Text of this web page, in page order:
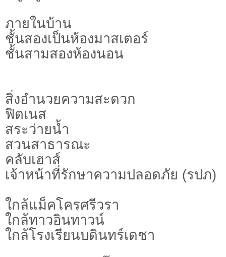
ภายในบ้าน
ชั้นสองเป็นห้องมาสเตอร์
ชั้นสามสองห้องนอน
สิ่งอำนวยความสะดวก
ฟิตเนส
สระว่ายน้ำ
สวนสาธารณะ
คลับเฮาส์
เจ้าหน้าที่รักษาความปลอดภัย (รปภ)
ใกล้แม็คโครศรีวรา
ใกล้ทาวอินทาวน์
ใกล้โรงเรียนบดินทร์เดชา